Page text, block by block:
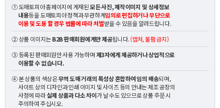
① 도매토피아 홈페이지에 게재된모든 사진, 제작이미지 및 상세정보
내용등을 도매토피아 정책과 무관하게임의로 편집하거나 무단으로
이용 및 도용 할 경우 법률에 따라 처벌받을 수 있음을 알려드립니다.
② 상품 이미지는B2B 판매회원에게만 제공됩니다.(캡쳐, 불펌 금지)
③ 등록된 판매회원만 사용 가능하며제3자에게 제공하거나 상업적으로
이용할 수 없습니다.
④ 본 상품의 색상은무역 도매 거래의 특성상 혼합하여 임의 배송되며,
사이트 상의 디자인과 인쇄 이미지 및 사이즈 등의 안내는 제조 공장의
사정에 따라실제 상품과 다소 차이가 날 수도 있으므로 상품 주문 시
주의하여 주십시오.